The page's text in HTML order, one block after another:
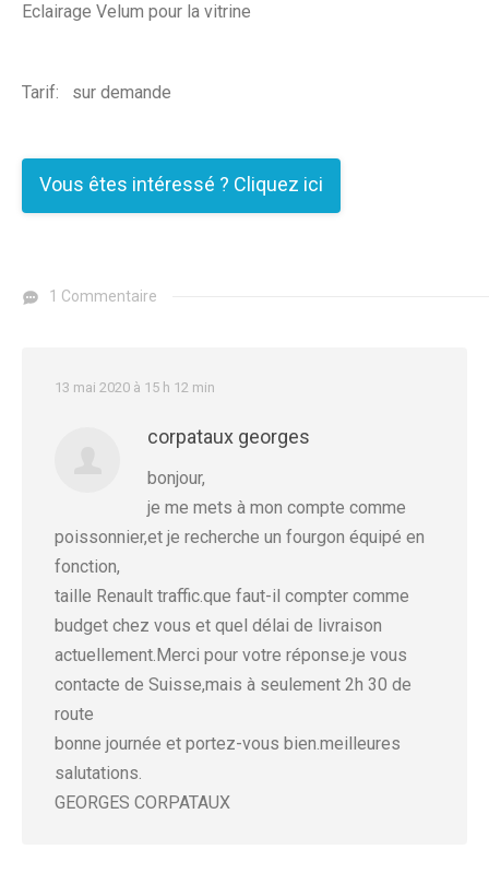
Eclairage Velum pour la vitrine
Tarif: sur demande
Vous êtes intéressé ? Cliquez ici
1 Commentaire
13 mai 2020 à 15 h 12 min
corpataux georges
bonjour,
je me mets à mon compte comme
poissonnier,et je recherche un fourgon équipé en
fonction,
taille Renault traffic.que faut-il compter comme
budget chez vous et quel délai de livraison
actuellement.Merci pour votre réponse.je vous
contacte de Suisse,mais à seulement 2h 30 de
route
bonne journée et portez-vous bien.meilleures
salutations.
GEORGES CORPATAUX